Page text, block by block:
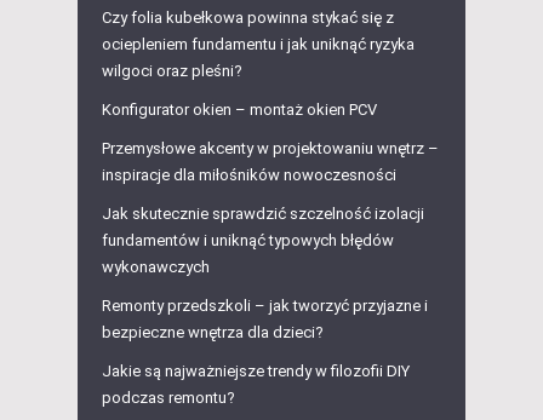
Czy folia kubełkowa powinna stykać się z
ociepleniem fundamentu i jak uniknąć ryzyka
wilgoci oraz pleśni?
Konfigurator okien – montaż okien PCV
Przemysłowe akcenty w projektowaniu wnętrz –
inspiracje dla miłośników nowoczesności
Jak skutecznie sprawdzić szczelność izolacji
fundamentów i uniknąć typowych błędów
wykonawczych
Remonty przedszkoli – jak tworzyć przyjazne i
bezpieczne wnętrza dla dzieci?
Jakie są najważniejsze trendy w filozofii DIY
podczas remontu?